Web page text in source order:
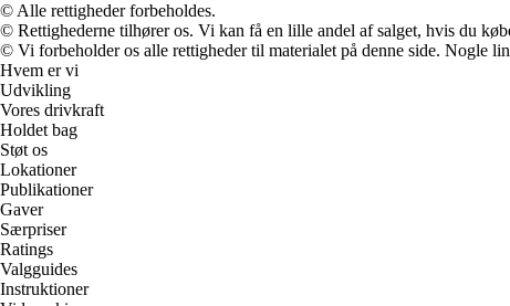
© Alle rettigheder forbeholdes.
© Rettighederne tilhører os. Vi kan få en lille andel af salget, hvis du
© Vi forbeholder os alle rettigheder til materialet på denne side. Nogle
Hvem er vi
Udvikling
Vores drivkraft
Holdet bag
Støt os
Lokationer
Publikationer
Gaver
Særpriser
Ratings
Valgguides
Instruktioner